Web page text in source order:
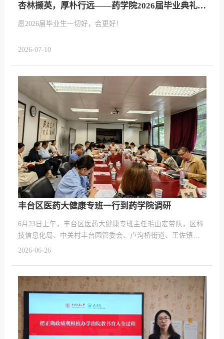
杏林撷英，厚朴行远——药学院2026届毕业典礼圆满落幕
愿2026届毕业生一切好，会更好！
2026-07-10
丰台区医药大健康专班一行到药学院调研
6月23日上午，丰台区医药大健康专班主任毛山宏带队，区科
技信息化局、中关村丰台园管委会、卢沟桥街道、王佐镇及
属地企业代表等一行13人到访中央民族大学药学院，开展校
丽，生命与环境科学学院副院长陈坦以及两院骨干教师代表
参会。会议由唐丽主持。座谈会上，双方紧扣深化科技成果
产业化落地、共建民族药中试转化载体...
2026-06-26